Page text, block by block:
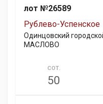
лот №26589
Рублево-Успенское
Одинцовский
МАСЛОВО
СОТ.
50